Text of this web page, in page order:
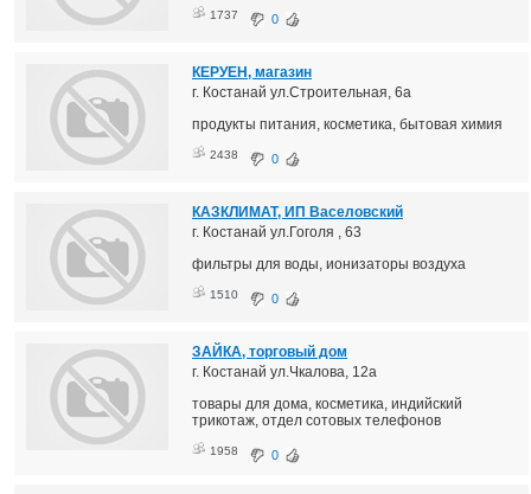
1737 0
КЕРУЕН, магазин
г. Костанай ул.Строительная, 6а
продукты питания, косметика, бытовая химия
2438 0
КАЗКЛИМАТ, ИП Васеловский
г. Костанай ул.Гоголя , 63
фильтры для воды, ионизаторы воздуха
1510 0
ЗАЙКА, торговый дом
г. Костанай ул.Чкалова, 12а
товары для дома, косметика, индийский
трикотаж, отдел сотовых телефонов
1958 0